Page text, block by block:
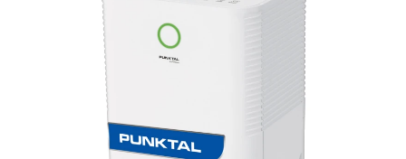
Herramientas y Construcción
Electrodomésticos
Tecnología